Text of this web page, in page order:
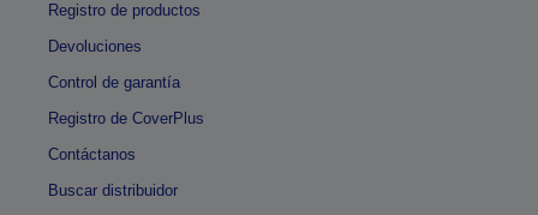
Registro de productos
Devoluciones
Control de garantía
Registro de CoverPlus
Contáctanos
Buscar distribuidor